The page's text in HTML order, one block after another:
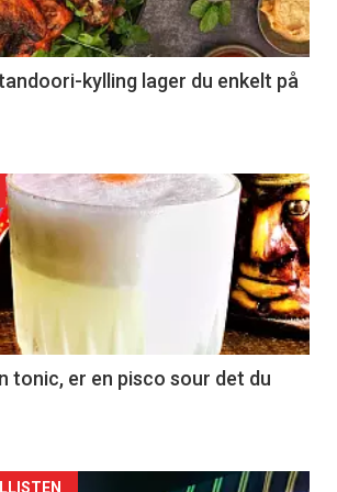
kylling lager du enkelt på
tonic, er en pisco sour det du